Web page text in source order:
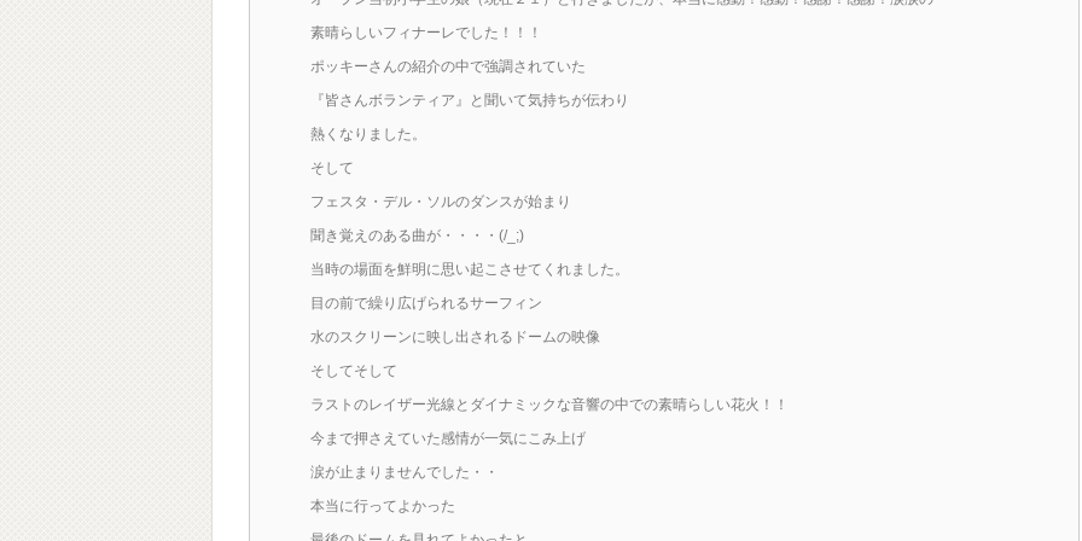
素晴らしいフィナーレでした！！！
ポッキーさんの紹介の中で強調されていた
『皆さんボランティア』と聞いて気持ちが伝わり
熱くなりました。
そして
フェスタ・デル・ソルのダンスが始まり
聞き覚えのある曲が・・・・(/_;)
当時の場面を鮮明に思い起こさせてくれました。
目の前で繰り広げられるサーフィン
水のスクリーンに映し出されるドームの映像
そしてそして
ラストのレイザー光線とダイナミックな音響の中での素晴らしい花火！！
今まで押さえていた感情が一気にこみ上げ
涙が止まりませんでした・・
本当に行ってよかった